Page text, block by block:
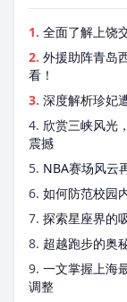
1. 全面了解上饶
2. 外援助阵青岛
看！
3. 深度解析珍妃
4. 欣赏三峡风光
震撼
5. NBA赛场风云
6. 如何防范校园
7. 探索星座界的
8. 超越跑步的奥
9. 一文掌握上海
调整